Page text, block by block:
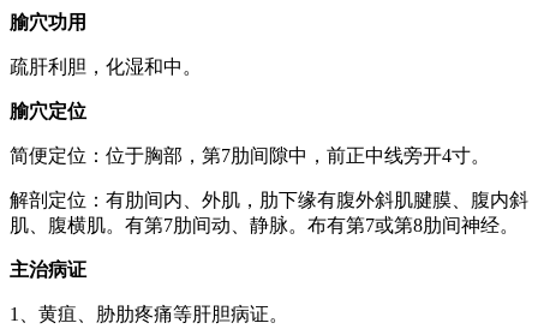
腧穴功用
疏肝利胆，化湿和中。
腧穴定位
简便定位：位于胸部，第7肋间隙中，前正中线旁开4寸。
解剖定位：有肋间内、外肌，肋下缘有腹外斜肌腱膜、腹内斜
肌、腹横肌。有第7肋间动、静脉。布有第7或第8肋间神经。
主治病证
1、黄疽、胁肋疼痛等肝胆病证。